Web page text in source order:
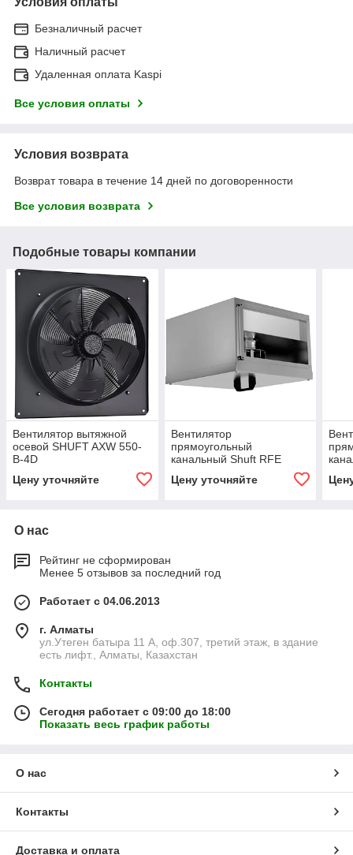
Безналичный расчет
Наличный расчет
Удаленная оплата Kaspi
Все условия оплаты
Условия возврата
Возврат товара в течение 14 дней по договоренности
Все условия возврата
Подобные товары компании
Вентилятор вытяжной
осевой SHUFT AXW 550-
B-4D
Цену уточняйте
Вентилятор
прямоугольный
канальный Shuft RFE
Цену уточняйте
О нас
Рейтинг не сформирован
Менее 5 отзывов за последний год
Работает с 04.06.2013
г. Алматы
ул.Утеген батыра 11 А, оф.307, третий этаж, в здание
есть лифт., Алматы, Казахстан
Контакты
Сегодня работает с 09:00 до 18:00
Показать весь график работы
О нас
Контакты
Доставка и оплата